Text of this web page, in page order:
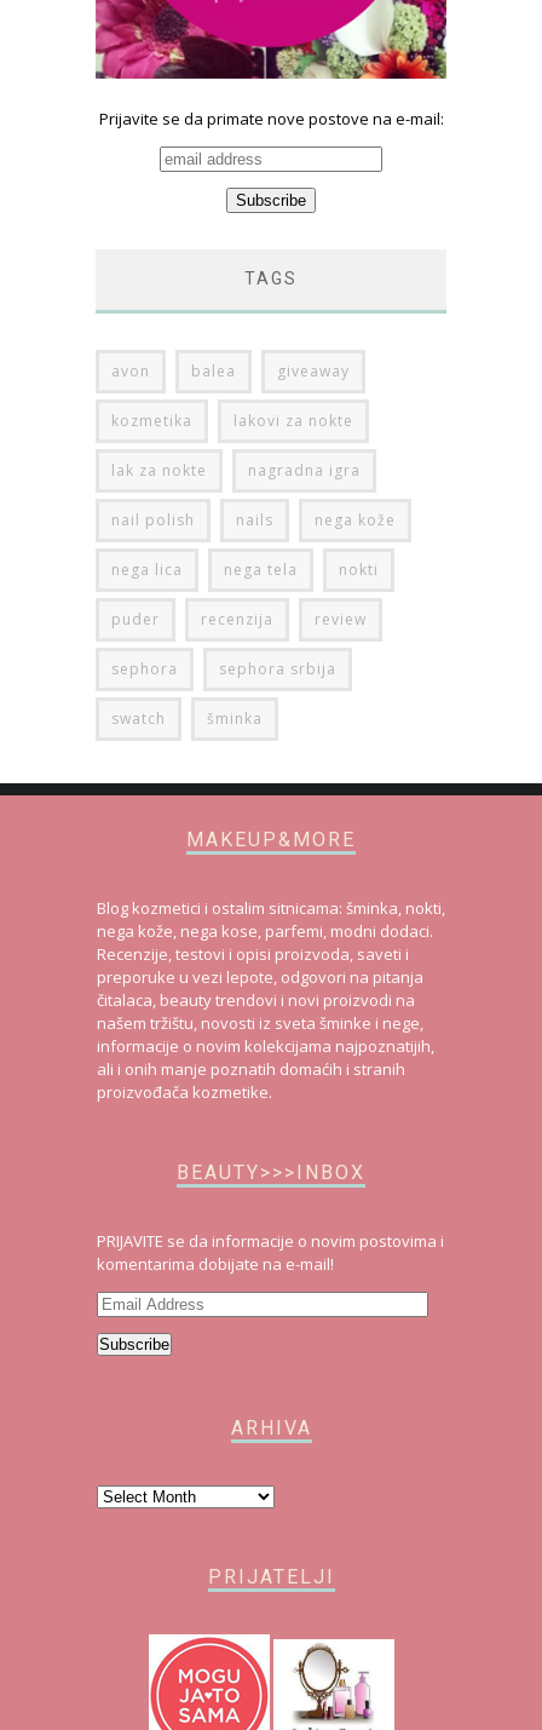
Prijavite se da primate nove postove na e-mail:
TAGS
avon balea giveaway
kozmetika lakovi za nokte
lak za nokte nagradna igra
nail polish nails nega kože
nega lica nega tela nokti
puder recenzija review
sephora sephora srbija
swatch šminka
MAKEUP&MORE
Blog kozmetici i ostalim sitnicama: šminka, nokti,
nega kože, nega kose, parfemi, modni dodaci.
Recenzije, testovi i opisi proizvoda, saveti i
preporuke u vezi lepote, odgovori na pitanja
čitalaca, beauty trendovi i novi proizvodi na
našem tržištu, novosti iz sveta šminke i nege,
informacije o novim kolekcijama najpoznatijih,
ali i onih manje poznatih domaćih i stranih
proizvođača kozmetike.
BEAUTY>>>INBOX
PRIJAVITE se da informacije o novim postovima i
komentarima dobijate na e-mail!
Email
Address
Subscribe
ARHIVA
Arhiva
PRIJATELJI